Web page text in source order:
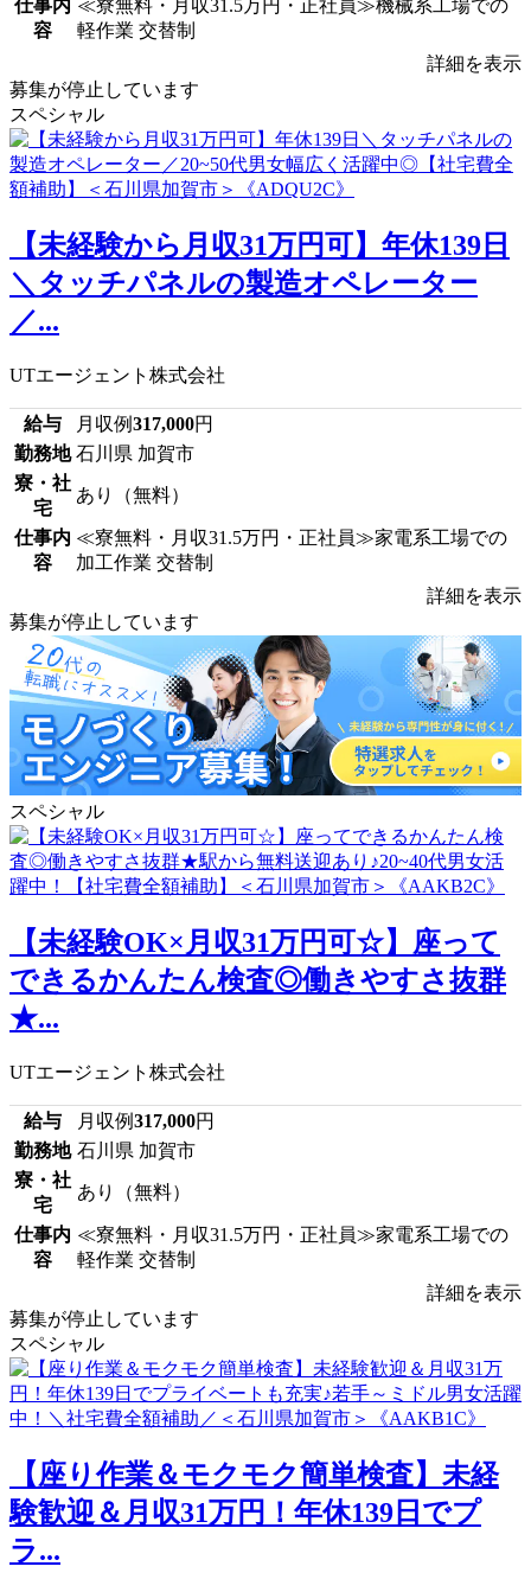
仕事内
容
≪寮無料・月収31.5万円・正社員≫機械系工場での
軽作業 交替制
詳細を表示
募集が停止しています
スペシャル
【未経験から月収31万円可】年休139日
＼タッチパネルの製造オペレーター
／...
UTエージェント株式会社
給与 月収例317,000円
勤務地 石川県 加賀市
寮・社
宅
あり（無料）
仕事内
容
≪寮無料・月収31.5万円・正社員≫家電系工場での
加工作業 交替制
詳細を表示
募集が停止しています
スペシャル
【未経験OK×月収31万円可☆】座って
できるかんたん検査◎働きやすさ抜群
★...
UTエージェント株式会社
給与 月収例317,000円
勤務地 石川県 加賀市
寮・社
宅
あり（無料）
仕事内
容
≪寮無料・月収31.5万円・正社員≫家電系工場での
軽作業 交替制
詳細を表示
募集が停止しています
スペシャル
【座り作業＆モクモク簡単検査】未経
験歓迎＆月収31万円！年休139日でプ
ラ...